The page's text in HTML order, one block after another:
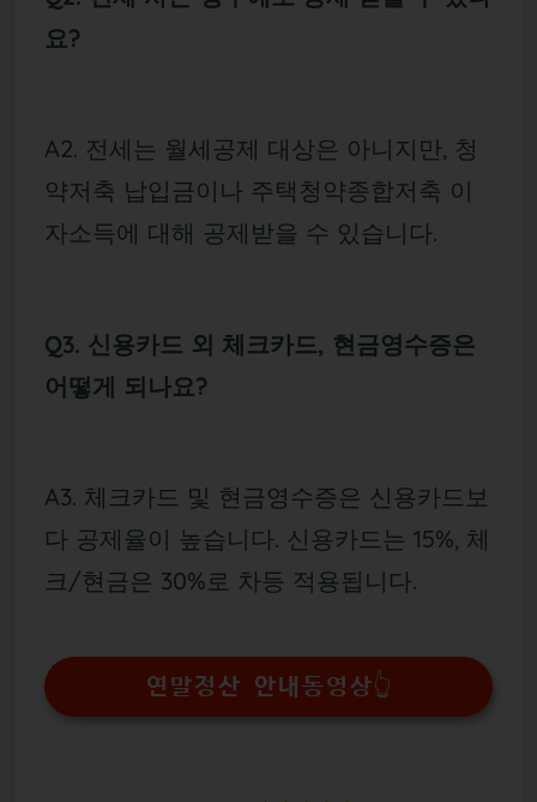
요?
A2. 전세는 월세공제 대상은 아니지만, 청
약저축 납입금이나 주택청약종합저축 이
자소득에 대해 공제받을 수 있습니다.
Q3. 신용카드 외 체크카드, 현금영수증은
어떻게 되나요?
A3. 체크카드 및 현금영수증은 신용카드보
다 공제율이 높습니다. 신용카드는 15%, 체
크/현금은 30%로 차등 적용됩니다.
연말정산 안내동영상👆